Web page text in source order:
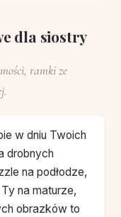
dla siostry
ramki ze
w dniu Twoich
drobnych
na podłodze,
na maturze,
obrazków to